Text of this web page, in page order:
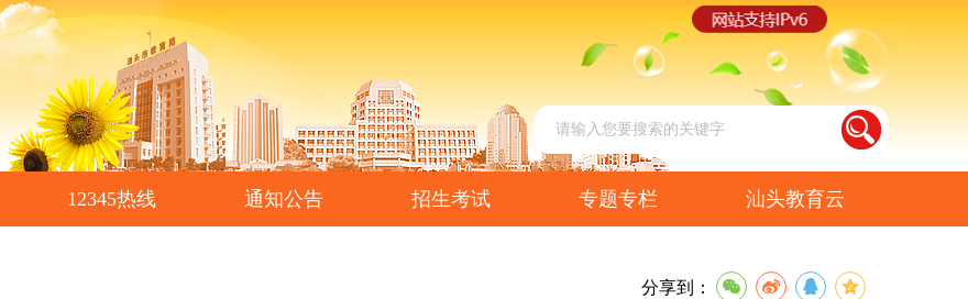
12345热线 通知公告 招生考试 专题专栏 汕头教育云
分享到：